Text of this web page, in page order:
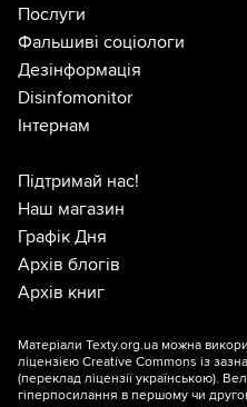
Послуги
Фальшиві соціологи
Дезінформація
Disinfomonitor
Інтернам
Підтримай нас!
Наш магазин
Графік Дня
Архів блогів
Архів книг
Матеріали Texty.org.ua можна
ліцензією Creative Commons із
(переклад ліцензії українською).
гіперпосилання в першому чи